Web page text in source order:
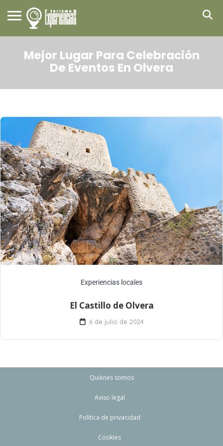
Mejor Lugar Para Celebración
De Eventos En Olvera
Experiencias locales
El Castillo de Olvera
6 de julio de 2024
Quiénes somos
Aviso legal
Política de privacidad
Cookies